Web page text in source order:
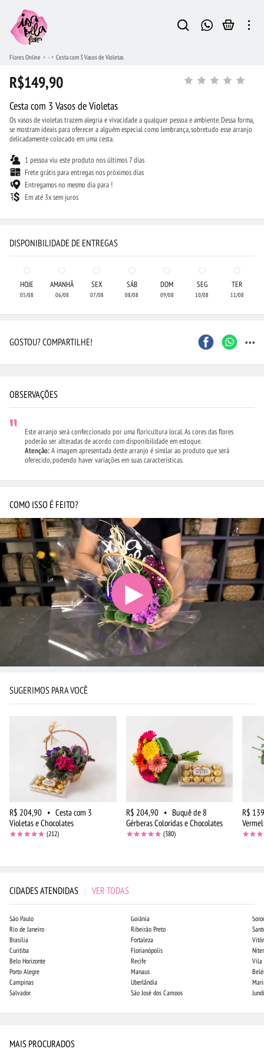
Flores Online - Cesta com 3 Vasos de Violetas
R$149,90
Cesta com 3 Vasos de Violetas
Os vasos de violetas trazem alegria e vivacidade a qualquer pessoa e ambiente. Dessa forma,
se mostram ideais para oferecer a alguém especial como lembrança, sobretudo esse arranjo
delicadamente colocado em uma cesta.
1 pessoa viu este produto nos últimos 7 dias
Frete grátis para entregas nos próximos dias
Entregamos no mesmo dia para !
Em até 3x sem juros
DISPONIBILIDADE DE ENTREGAS
HOJE
05/08
AMANHÃ
06/08
SEX
07/08
SÁB
08/08
DOM
09/08
SEG
10/08
TER
11/08
GOSTOU? COMPARTILHE! ...
OBSERVAÇÕES
Este arranjo será confeccionado por uma floricultura local. As cores das flores
poderão ser alteradas de acordo com disponibilidade em estoque.
Atenção:A imagem apresentada deste arranjo é similar ao produto que será
oferecido, podendo haver variações em suas características.
COMO ISSO É FEITO?
SUGERIMOS PARA VOCÊ
R$ 204,90 • Cesta com 3
Violetas e Chocolates
(212)
R$ 204,90 • Buquê de 8
Gérberas Coloridas e Chocolates
(380)
R$
CIDADES ATENDIDAS | VER TODAS
São Paulo
Rio de Janeiro
Brasília
Curitiba
Belo Horizonte
Porto Alegre
Campinas
Salvador
Goiânia
Ribeirão Preto
Fortaleza
Florianópolis
Recife
Manaus
Uberlândia
São José dos Campos
Vila
MAIS PROCURADOS